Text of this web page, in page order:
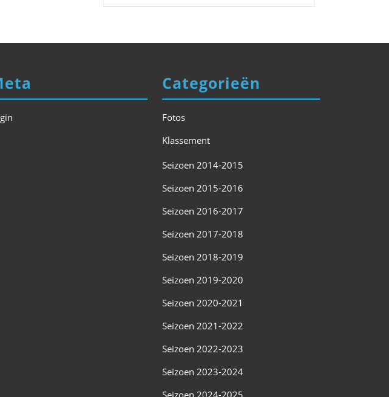
Categorieën
Fotos
Klassement
Seizoen 2014-2015
Seizoen 2015-2016
Seizoen 2016-2017
Seizoen 2017-2018
Seizoen 2018-2019
Seizoen 2019-2020
Seizoen 2020-2021
Seizoen 2021-2022
Seizoen 2022-2023
Seizoen 2023-2024
Seizoen 2024-2025